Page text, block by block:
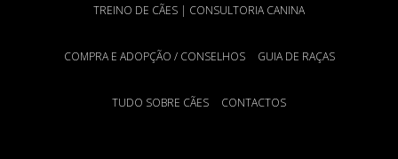
TREINO DE CÃES | CONSULTORIA CANINA
COMPRA E ADOPÇÃO / CONSELHOS GUIA DE RAÇAS
TUDO SOBRE CÃES CONTACTOS